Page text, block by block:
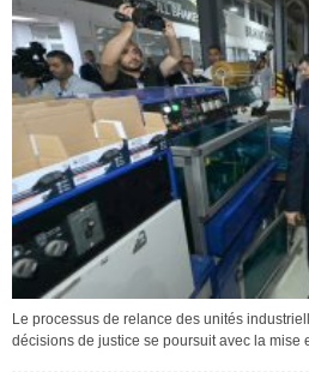
Le processus de relance des unités
décisions de justice se poursuit avec la mise